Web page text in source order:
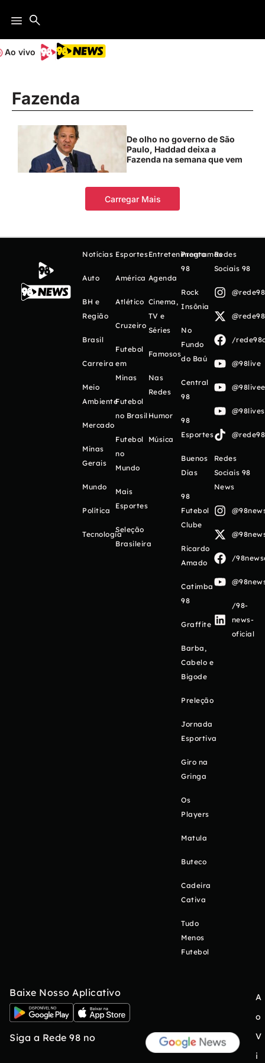
Ao vivo
Fazenda
De olho no governo de São
Paulo, Haddad deixa a
Fazenda na semana que vem
Carregar Mais
Notícias
Auto
BH e
Região
Brasil
Carreira
Meio
Ambiente
Mercado
Minas
Gerais
Mundo
Política
Tecnologia
Esportes
América
Atlético
Cruzeiro
Futebol
em
Minas
Futebol
no Brasil
Futebol
no
Mundo
Mais
Esportes
Seleção
Brasileira
Entretenimento
Agenda
Cinema,
TV e
Séries
Famosos
Nas
Redes
Humor
Música
Programas
98
Rock
Insônia
No
Fundo
do Baú
Central
98
98
Esportes
Buenos
Días
98
Futebol
Clube
Ricardo
Amado
Catimba
98
Graffite
Barba,
Cabelo e
Bigode
Preleção
Jornada
Esportiva
Giro na
Gringa
Os
Players
Matula
Buteco
Cadeira
Cativa
Tudo
Menos
Futebol
Redes
Sociais 98
/
@98live
Redes
Sociais 98
News
/
/98-
news-
oficial
Baixe Nosso Aplicativo
Siga a Rede 98 no
A
o
V
i